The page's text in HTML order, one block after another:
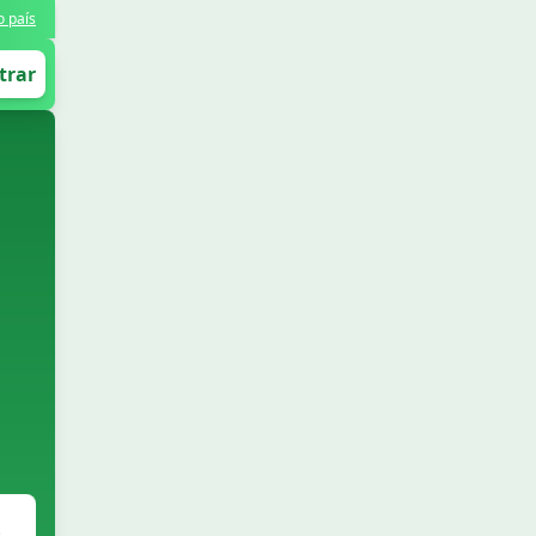
país